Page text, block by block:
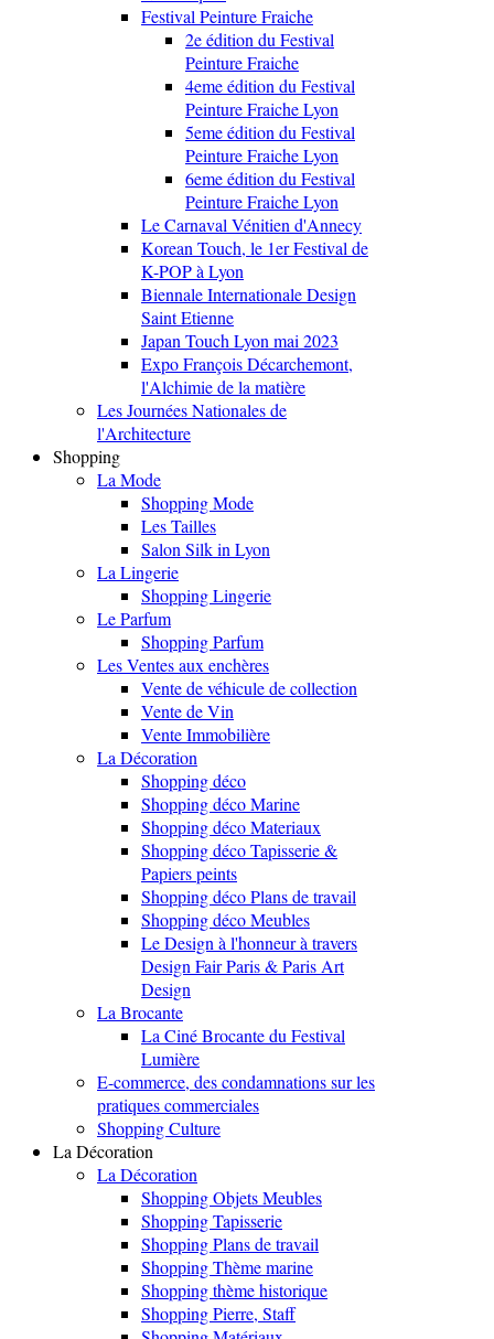
Festival Peinture Fraiche
2e édition du Festival
Peinture Fraiche
4eme édition du Festival
Peinture Fraiche Lyon
5eme édition du Festival
Peinture Fraiche Lyon
6eme édition du Festival
Peinture Fraiche Lyon
Le Carnaval Vénitien d'Annecy
Korean Touch, le 1er Festival de
K-POP à Lyon
Biennale Internationale Design
Saint Etienne
Japan Touch Lyon mai 2023
Expo François Décarchemont,
l'Alchimie de la matière
Les Journées Nationales de
l'Architecture
Shopping
La Mode
Shopping Mode
Les Tailles
Salon Silk in Lyon
La Lingerie
Shopping Lingerie
Le Parfum
Shopping Parfum
Les Ventes aux enchères
Vente de véhicule de collection
Vente de Vin
Vente Immobilière
La Décoration
Shopping déco
Shopping déco Marine
Shopping déco Materiaux
Shopping déco Tapisserie &
Papiers peints
Shopping déco Plans de travail
Shopping déco Meubles
Le Design à l'honneur à travers
Design Fair Paris & Paris Art
Design
La Brocante
La Ciné Brocante du Festival
Lumière
E-commerce, des condamnations sur les
pratiques commerciales
Shopping Culture
La Décoration
La Décoration
Shopping Objets Meubles
Shopping Tapisserie
Shopping Plans de travail
Shopping Thème marine
Shopping thème historique
Shopping Pierre, Staff